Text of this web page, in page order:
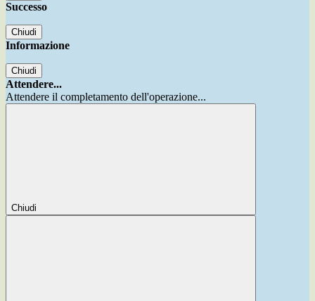
Successo
Chiudi
Informazione
Chiudi
Attendere...
Attendere il completamento dell'operazione...
Chiudi